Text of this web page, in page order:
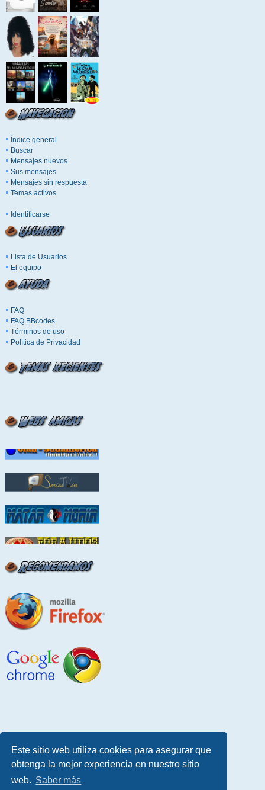
Este sitio web utiliza cookies para asegurar que
obtenga la mejor experiencia en nuestro sitio
web. Saber más
Índice general
Buscar
Mensajes nuevos
Sus mensajes
Mensajes sin respuesta
Temas activos
Identificarse
Lista de Usuarios
El equipo
FAQ
FAQ BBcodes
Términos de uso
Política de Privacidad